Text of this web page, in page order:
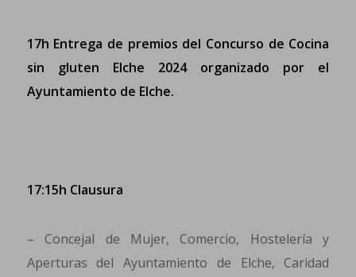
17h Entrega de premios del Concurso de Cocina
sin gluten Elche 2024 organizado por el
Ayuntamiento de Elche.
17:15h Clausura
– Concejal de Mujer, Comercio, Hostelería y
Aperturas del Ayuntamiento de Elche, Caridad